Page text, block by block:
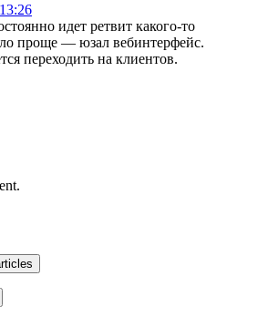
идет ретвит какого-то
проще — юзал вебинтерфейс.
переходить на клиентов.